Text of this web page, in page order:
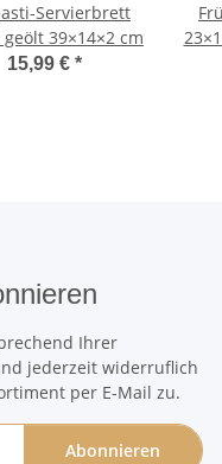
Servierbrett
39×14×2 cm
15,99 € *
Ihrer
jederzeit widerruflich
per E-Mail zu.
Abonnieren